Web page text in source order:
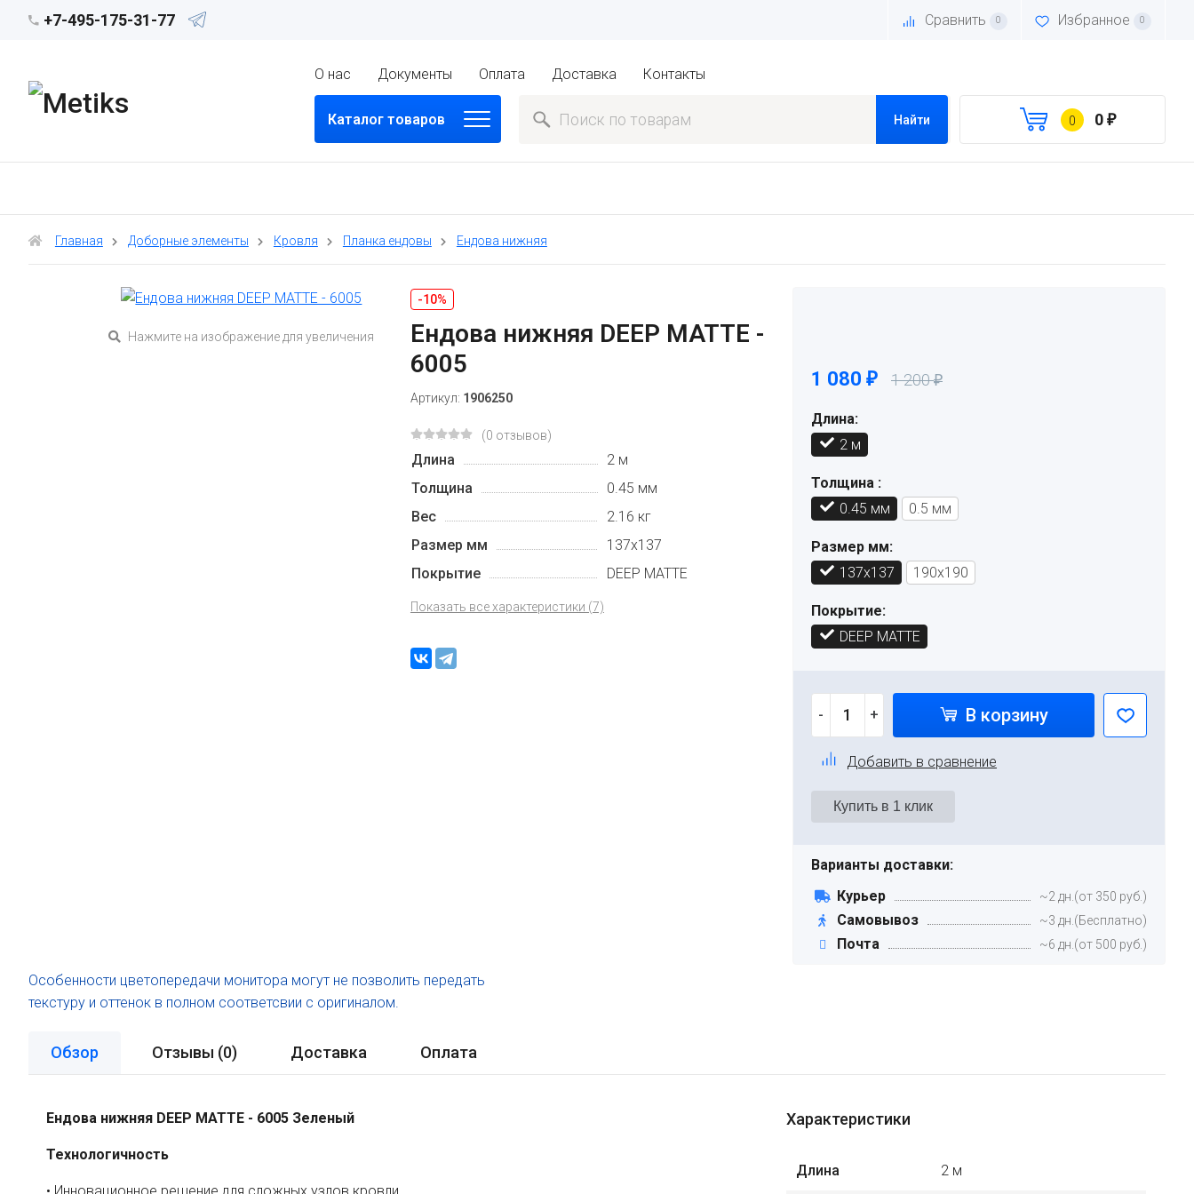
+7-495-175-31-77 Сравнить 0 Избранное 0
О нас Документы Оплата Доставка Контакты
Каталог товаров Найти 0 0 ₽
Главная Доборные элементы Кровля Планка ендовы Ендова нижняя
Нажмите на изображение для увеличения
-10%
Ендова нижняя DEEP MATTE -
6005
Артикул: 1906250
(0 отзывов)
Длина
2 м
Толщина
0.45 мм
Вес
2.16 кг
Размер мм
137х137
Покрытие
DEEP MATTE
Показать все характеристики (7)
1 080 ₽ 1 200₽
Длина:
2 м
Толщина :
0.45 мм
0.5 мм
Размер мм:
137х137
190х190
Покрытие:
DEEP MATTE
- + В корзину
Добавить в сравнение
Варианты доставки:
Курьер
~2 дн.(от 350 руб.)
Самовывоз ~3 дн.(Бесплатно)
Почта ~6 дн.(от 500 руб.)
Особенности цветопередачи монитора могут не позволить передать
текстуру и оттенок в полном соответсвии с оригиналом.
Обзор Отзывы (0) Доставка Оплата
Ендова нижняя DEEP MATTE - 6005 Зеленый
Технологичность
Характеристики
Длина 2 м